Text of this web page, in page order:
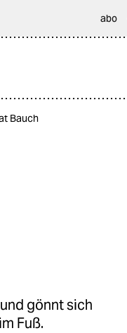
abo
Bauch
gönnt sich
Fuß.